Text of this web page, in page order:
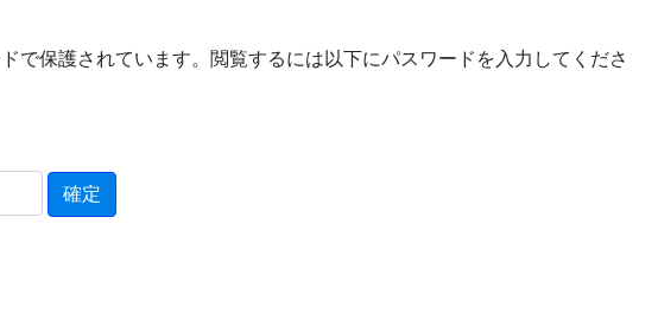
で保護されています。閲覧するには以下にパスワードを入力してくださ